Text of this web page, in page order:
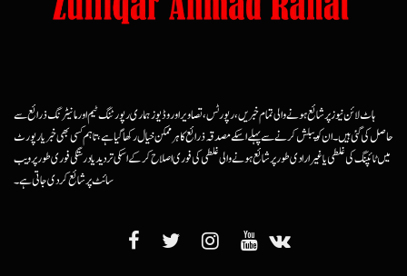
ہاٹ لائن نیوز پر شائع ہونے والی تمام خبریں، رپورٹس، تصاویر اور وڈیوز ہماری رپورٹنگ ٹیم اور مانیٹرنگ ذرائع سے
حاصل کی گئی ہیں۔ ان کو پبلش کرنے سے پہلے اسکے مصدقہ ذرائع کا ہرممکن خیال رکھا گیا ہے، تاہم کسی بھی خبر یا رپورٹ
میں ٹائپنگ کی غلطی یا غیرارادی طور پر شائع ہونے والی غلطی کی فوری اصلاح کرکے اسکی تردید یا درستگی فوری طور پر ویب
سائٹ پر شائع کردی جاتی ہے۔